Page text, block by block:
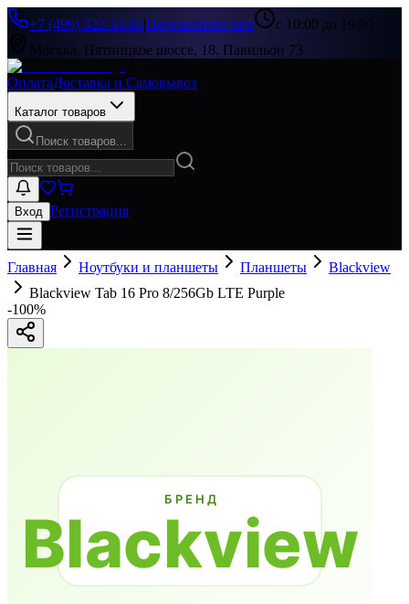
+7 (499) 322-33-86|Перезвоните мне
с 10:00 до 19:00
Москва, Пятницкое шоссе, 18, Павильон 73
ОплатаДоставка и Самовывоз
Каталог товаров
Поиск товаров...
Вход Регистрация
Главная Ноутбуки и планшеты Планшеты
Blackview
Blackview Tab 16 Pro 8/256Gb LTE Purple
-100%